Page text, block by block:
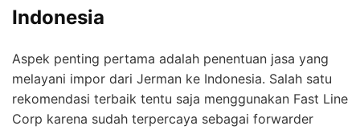
Indonesia
Aspek penting pertama adalah penentuan jasa yang
melayani impor dari Jerman ke Indonesia. Salah satu
rekomendasi terbaik tentu saja menggunakan Fast Line
Corp karena sudah terpercaya sebagai forwarder